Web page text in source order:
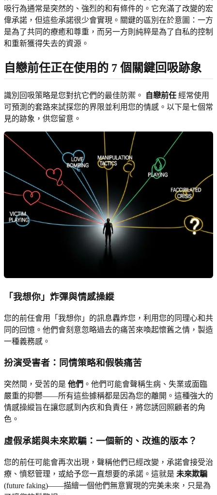
吸行為通常是突然的、強烈的和有條件的。它充滿了改變的宏
偉承諾，但這些承諾很少會實現。關鍵的區別在於意圖：一方
是為了共同的療癒和尊重，而另一方則純粹是為了自私的控制
和重新獲得失去的資源。
自戀前任正在使用的 7 個關鍵回吸跡象
識別回吸策略是您對抗它們的最佳防禦。 自戀前任 經常使用
可預測的套路來試探您的界限並利用您的情感。以下是七個常
見的跡象，供您留意。
「我想你」炸彈與情感操縱
您的前任會用「我想你」的訊息轟炸您，利用您的同理心和共
同的回憶。他們會刻意忽略過去的痛苦來喚起懷舊之情，製造
一種義務感。
扮演受害者：同情策略和假裝痛苦
突然間，受苦的是 他們 。他們可能會聲稱生病、失業或面臨
嚴重的抑鬱——所有這些據稱都是因為您的離開。這種強大的
情感操縱旨在讓您感到內疚和負責任，將您誘回照顧者的角
色。
虛假承諾與未來欺騙：一個新的、改進的版本？
您的前任可能會再次出現，聲稱他們已經改變，承諾會接受治
療、憤怒管理，或給予您一直想要的承諾。這就是 未來欺騙
(future faking)——描繪一個他們無意實現的完美未來，只是為